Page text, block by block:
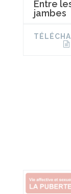
Entre
jambes